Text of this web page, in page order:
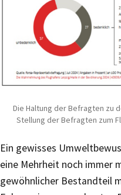
Die Haltung der Befragten zu
Stellung der Befragten zum
Ein gewisses
eine Mehrheit noch immer
gewöhnlicher Bestandteil